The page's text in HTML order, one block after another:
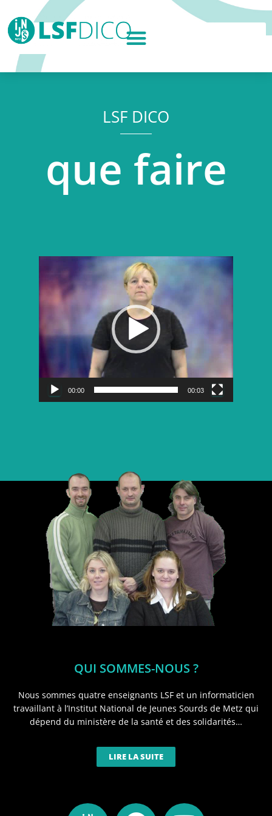
LSF DICO
que faire
Lecteur
vidéo
00:00 00:03
QUI SOMMES-NOUS ?
Nous sommes quatre enseignants LSF et un informaticien
travaillant à l’Institut National de Jeunes Sourds de Metz qui
dépend du ministère de la santé et des solidarités…
LIRE LA SUITE